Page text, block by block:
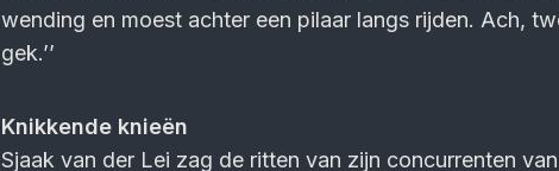
wending en moest achter een pilaar langs rijden. Ach,
gek.’’
Knikkende knieën
Sjaak van der Lei zag de ritten van zijn concurrenten